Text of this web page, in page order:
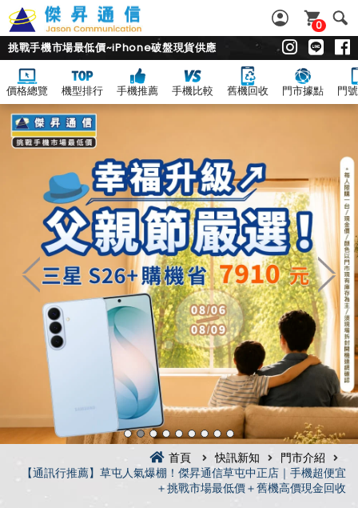
0
挑戰手機市場最低價~iPhone破盤現貨供應
價格總覽 機型排行 手機推薦 手機比較 舊機回收 門市據點 門
首頁 快訊新知
門市介紹
【通訊行推薦】草屯人氣爆棚！傑昇通信草屯中正店｜手機超便宜
＋挑戰市場最低價＋舊機高價現金回收